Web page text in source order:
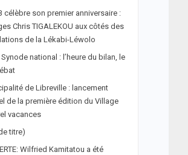
célèbre son premier anniversaire :
Chris TIGALEKOU aux côtés des
de la Lékabi-Léwolo
Synode national : l’heure du bilan, le
de Libreville : lancement
de la première édition du Village
vacances
titre)
Wilfried Kamitatou a été